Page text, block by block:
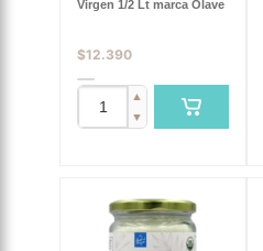
Virgen 1/2 Lt marca Olave
$12.390
▲
▼